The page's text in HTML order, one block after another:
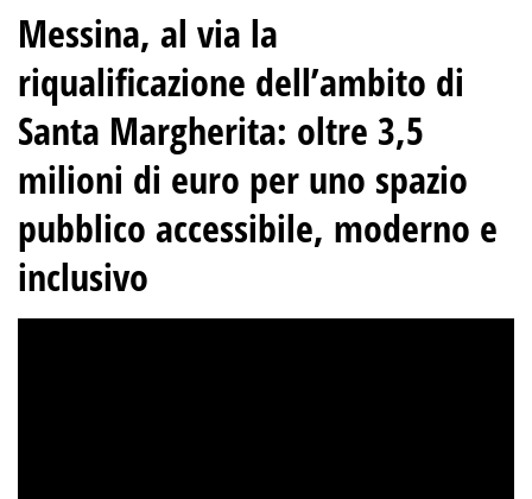
Messina, al via la
riqualificazione dell’ambito di
Santa Margherita: oltre 3,5
milioni di euro per uno spazio
pubblico accessibile, moderno e
inclusivo